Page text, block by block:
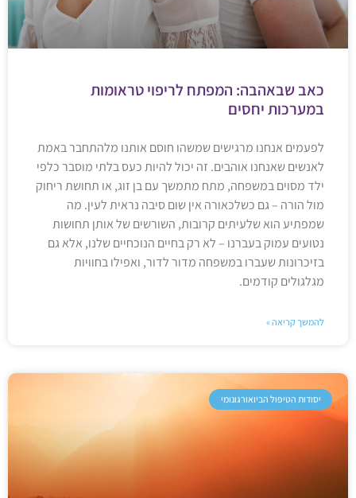
כאב שבאהבה: המפתח לריפוי טראומות
במערכות יחסים
לפעמים אנחנו מרגישים שמשהו חוסם אותנו מלהתחבר באמת
לאנשים שאנחנו אוהבים. זה יכול להיות כעס בלתי מוסבר כלפי
ילד מסוים במשפחה, מתח מתמשך עם בן זוג, או תחושת ריחוק
מול הורה – גם כשלכאורה אין שום סיבה נראית לעין. מה
שמפתיע הוא שלעיתים קרובות, השורשים של אותן תחושות
נטועים עמוק בעברנו – לא רק בחיים הנוכחיים שלנו, אלא גם
בזיכרונות שעברו במשפחה מדור לדור, ואפילו בחוויות
מגלגולים קודמים.
להמשך קריאה »
יסודות הטיפול הביואורגונומי